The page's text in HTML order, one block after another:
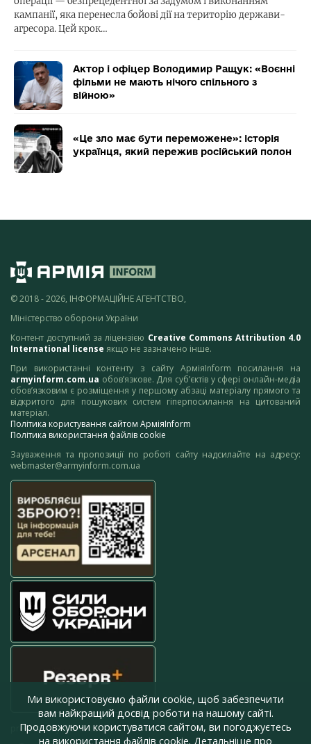
кампанії, яка перенесла бойові дії на територію держави-
агресора. Цей крок…
Актор і офіцер Володимир Ращук: «Воєнні
фільми не мають нічого спільного з
війною»
«Це зло має бути переможене»: історія
українця, який пережив російський полон
© 2018 - 2026, ІНФОРМАЦІЙНЕ АГЕНТСТВО,
Міністерство оборони України
Контент доступний за ліцензією Creative Commons Attribution 4.0
International license якщо не зазначено інше.
При використанні контенту з сайту АрміяInform посилання на
armyinform.com.ua обов’язкове. Для суб’єктів у сфері онлайн-медіа
обов’язковим є розміщення у першому абзаці матеріалу прямого та
відкритого для пошукових систем гіперпосилання на цитований
матеріал.
Політика користування сайтом АрміяInform
Політика використання файлів cookie
Зауваження та пропозиції по роботі сайту надсилайте на адресу:
webmaster@armyinform.com.ua
press@armyinform.com.ua
Ми використовуємо файли cookie, щоб забезпечити
вам найкращий досвід роботи на нашому сайті.
Продовжуючи користуватися сайтом, ви погоджуєтесь
на використання файлів cookie. Детальніше про